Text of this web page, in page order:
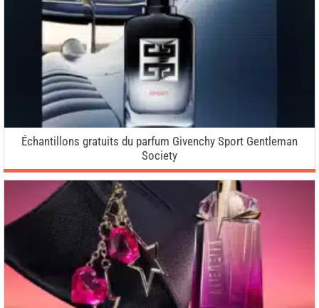
Échantillons gratuits du parfum Givenchy Sport Gentleman
Society